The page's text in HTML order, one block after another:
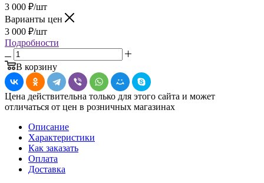
3 000 ₽/шт
Варианты цен
3 000 ₽/шт
Подробности
В корзину
Цена действительна только для этого сайта и может
отличаться от цен в розничных магазинах
Описание
Характеристики
Как заказать
Оплата
Доставка